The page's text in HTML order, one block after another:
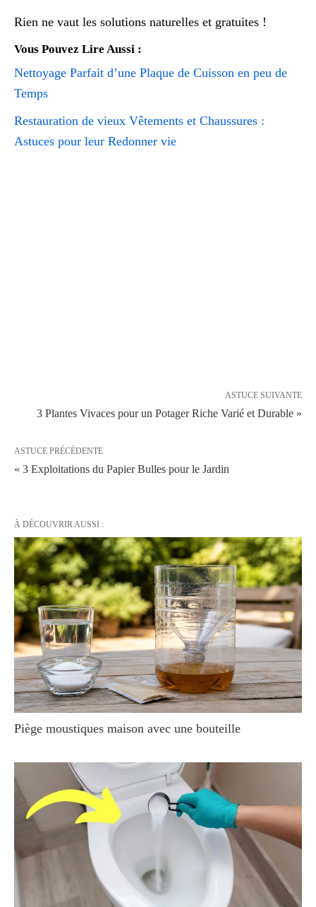
Rien ne vaut les solutions naturelles et gratuites !
Vous Pouvez Lire Aussi :
Nettoyage Parfait d’une Plaque de Cuisson en peu de
Temps
Restauration de vieux Vêtements et Chaussures :
Astuces pour leur Redonner vie
ASTUCE SUIVANTE
3 Plantes Vivaces pour un Potager Riche Varié et Durable »
ASTUCE PRÉCÉDENTE
« 3 Exploitations du Papier Bulles pour le Jardin
À DÉCOUVRIR AUSSI :
Piège moustiques maison avec une bouteille